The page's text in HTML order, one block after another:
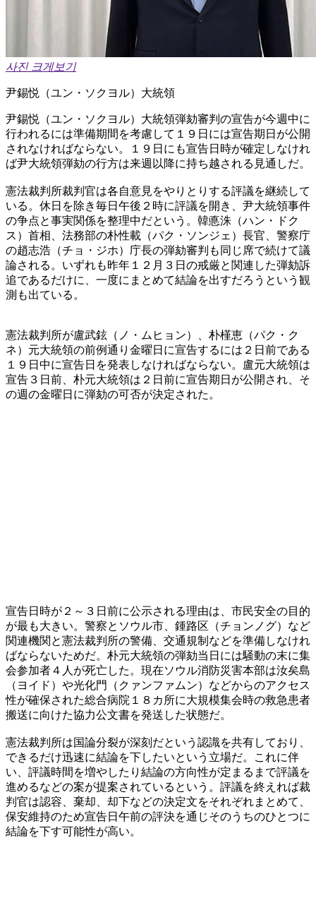
사진 크게보기
尹錫悦（ユン・ソクヨル）大統領
尹錫悦（ユン・ソクヨル）大統領弾劾審判の宣告が今週中に
行われるには準備期間を考慮して１９日には宣告期日が公開
されなければならない。１９日にも宣告日時が確定しなけれ
ば尹大統領弾劾の行方は来週以降に持ち越される見通しだ。
憲法裁判所裁判官は各自意見をやりとりする評議を継続して
いる。休日を除き毎日午後２時に評議を開き、尹大統領事件
の争点と事実関係を整理中だという。韓悳洙（ハン・ドク
ス）首相、法務部の朴性載（パク・ソンジェ）長官、警察庁
の趙志浩（チョ・ジホ）庁長の弾劾審判も同じ席で続けて議
論される。いずれも昨年１２月３日の戒厳と関連した弾劾訴
追であるだけに、一度にまとめて結論を出すだろうという観
測も出ている。
憲法裁判所が盧武鉉（ノ・ムヒョン）、朴槿恵（パク・ク
ネ）元大統領の前例通り金曜日に宣告するには２日前である
１９日中に宣告日を発表しなければならない。盧元大統領は
宣告３日前、朴元大統領は２日前に宣告期日が公開され、そ
の週の金曜日に弾劾の可否が決定された。
宣告日時が２～３日前に公示される理由は、市民安全の目的
が最も大きい。警察とソウル市、鍾路区（チョンノグ）など
関連機関と憲法裁判所の警備、交通規制などを準備しなけれ
ばならないためだ。朴元大統領の弾劾当日には騒動の末に集
会参加者４人が死亡した。現在ソウル消防災害本部は汝矣島
（ヨイド）や光化門（クァンファムン）などからのアクセス
性が確保された総合病院１８カ所に大規模集会時の救急患者
搬送に向けた協力公文書を発送した状態だ。
憲法裁判所は国論分裂が深刻だという認識を共有しており、
できるだけ迅速に結論を下したいという立場だ。これに伴
い、評議時間を増やしたり結論の方向性が定まるまで評議を
進めるなどの案が提案されているという。評議を終えれば裁
判官は認容、棄却、却下などの決定文をそれぞれまとめて、
保安維持のため宣告日午前の評決を通じそのうちのひとつに
結論を下す可能性が高い。